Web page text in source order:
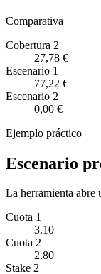
Comparativa
Cobertura 2
27,78 €
Escenario 1
77,22 €
Escenario 2
0,00 €
Ejemplo práctico
Escenario
La herramienta abre
Cuota 1
3.10
Cuota 2
2.80
Stake 2